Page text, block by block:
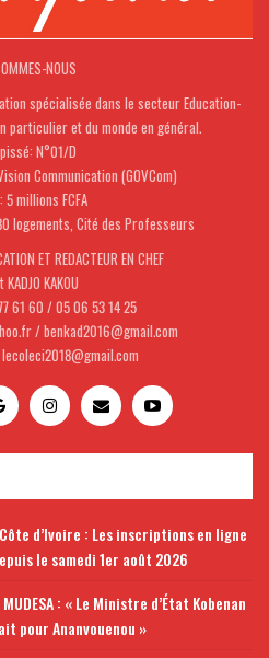
NOUS
spécialisée dans le secteur Education-
particulier et du monde en général.
N°01/D
Communication (GOVCom)
5 millions FCFA
logements, Cité des Professeurs
ET REDACTEUR EN CHEF
KAKOU
61 60 / 05 06 53 14 25
/ benkad2016@gmail.com
d’Ivoire : Les inscriptions en ligne
le samedi 1er août 2026
: « Le Ministre d’État Kobenan
pour Ananvouenou »